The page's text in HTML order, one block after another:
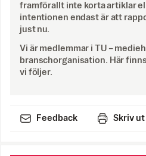
framförallt inte korta artiklar
intentionen endast är att
just nu.
Vi är medlemmar i TU –
branschorganisation. Här
vi följer.
Feedback Skriv ut